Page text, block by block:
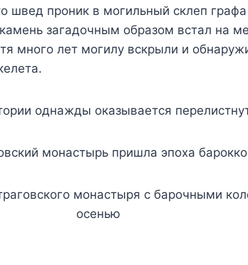
швед проник в могильный склеп
загадочным образом встал на
много лет могилу вскрыли и
однажды оказывается
монастырь пришла эпоха